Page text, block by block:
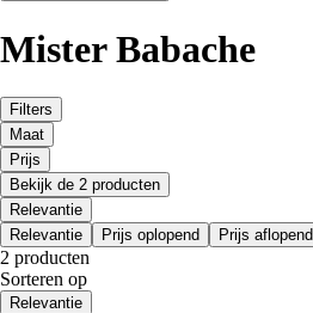
Mister Babache
Filters
Maat
Prijs
Bekijk de 2 producten
Relevantie
Relevantie
Prijs oplopend Prijs aflopend
2 producten
Sorteren op
Relevantie